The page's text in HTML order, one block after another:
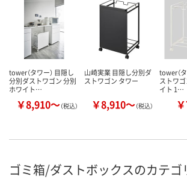
tower（タワー） 目隠し
分別ダストワゴン 分別
ホワイト…
￥8,910～（税込）
山崎実業 目隠し分別ダ
ストワゴン タワー
￥8,910～（税込）
tower（
ストワ
イト 1…
ゴミ箱/ダストボックスのカテゴ